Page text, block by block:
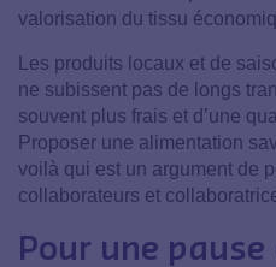
valorisation du tissu
Les produits locaux et de
ne subissent pas de longs
souvent plus frais et d’une
Proposer une alimentation
voilà qui est un argument de
collaborateurs et
Pour une pause